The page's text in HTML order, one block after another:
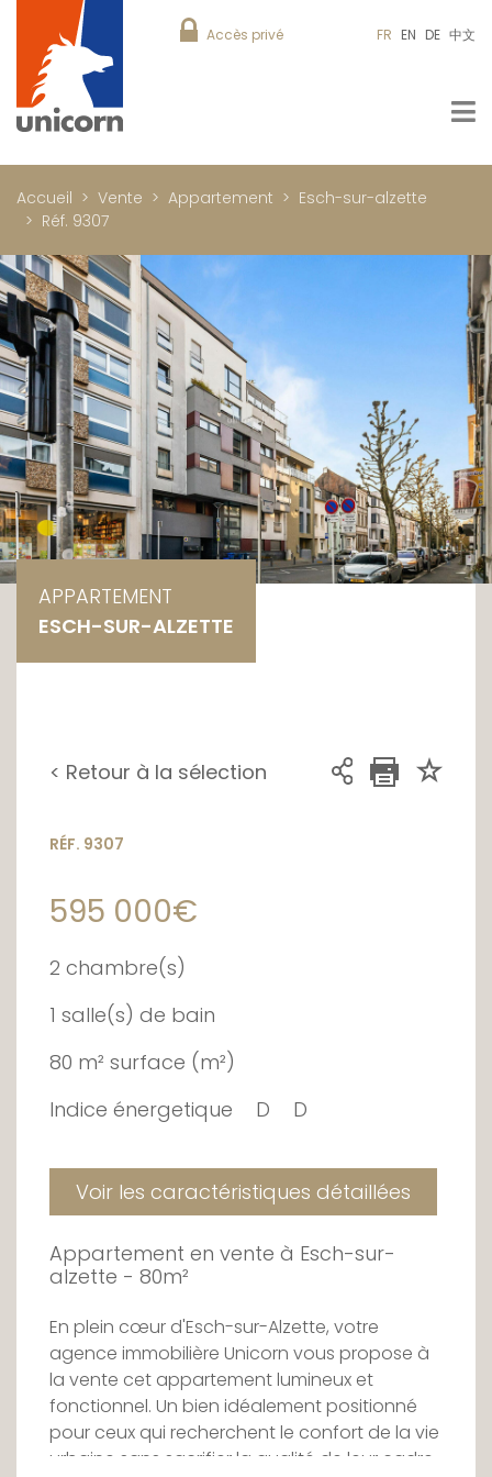
Accès privé FR EN DE 中文
Accueil Vente Appartement
Esch-sur-alzette
Réf. 9307
APPARTEMENT
ESCH-SUR-ALZETTE
< Retour à la sélection
RÉF. 9307
595 000€
2 chambre(s)
1 salle(s) de bain
80 m² surface (m²)
Indice énergetique
D D
Voir les caractéristiques détaillées
Appartement en vente à Esch-sur-
alzette - 80m²
En plein cœur d'Esch-sur-Alzette, votre
agence immobilière Unicorn vous propose à
la vente cet appartement lumineux et
fonctionnel. Un bien idéalement positionné
pour ceux qui recherchent le confort de la vie
urbaine sans sacrifier la qualité de leur cadre